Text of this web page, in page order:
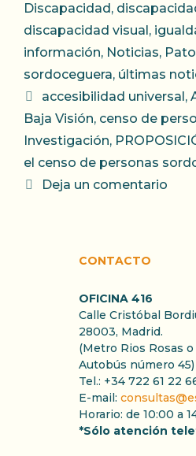
Discapacidad ,
discapacidad visual ,
información, Noticias,
sordoceguera, últimas
Etiquetas
accesibilidad universal ,
Baja Visión, censo de
Investigación,
el censo de personas
Deja un comentario
CONTACTO
OFICINA 416
Calle Cristóbal
28003, Madrid.
(Metro Rios Rosas
Autobús número 45)
Tel.: +34 722 61 22
E-mail:
Horario: de 10:00 a
*Sólo atención